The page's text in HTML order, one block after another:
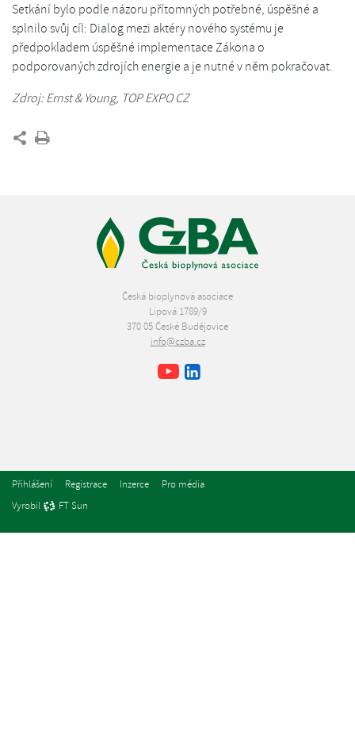
Setkání bylo podle názoru přítomných potřebné, úspěšné a
splnilo svůj cíl: Dialog mezi aktéry nového systému je
předpokladem úspěšné implementace Zákona o
podporovaných zdrojích energie a je nutné v něm pokračovat.
Zdroj: Ernst & Young, TOP EXPO CZ
Česká bioplynová asociace
Lipová 1789/9
370 05 České Budějovice
info@czba.cz
Facebook
Youtube
Přihlášení Registrace Inzerce
Pro média
Vyrobil
FT Sun